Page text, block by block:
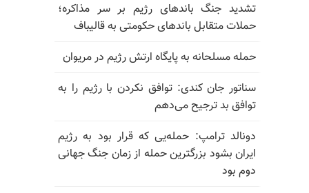
تشدید جنگ باندهای رژیم بر سر مذاکره؛
حملات متقابل باندهای حکومتی به قالیباف
حمله مسلحانه به پایگاه ارتش رژیم در مریوان
سناتور جان کندی: توافق نکردن با رژیم را به
توافق بد ترجیح می‌دهم
دونالد ترامپ: حمله‌یی که قرار بود به رژیم
ایران بشود بزرگترین حمله از زمان جنگ جهانی
دوم بود